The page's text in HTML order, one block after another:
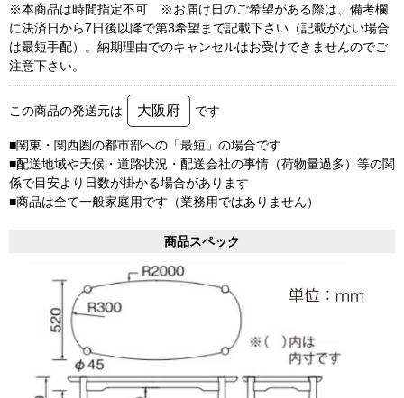
※本商品は時間指定不可 ※お届け日のご希望がある際は、備考欄
に決済日から7日後以降で第3希望まで記載下さい（記載がない場合
は最短手配）。納期理由でのキャンセルはお受けできませんのでご
注意下さい。
この商品の発送元は 大阪府 です
■関東・関西圏の都市部への「最短」の場合です
■配送地域や天候・道路状況・配送会社の事情（荷物量過多）等の関
係で目安より日数が掛かる場合があります
■商品は全て一般家庭用です（業務用ではありません）
商品スペック